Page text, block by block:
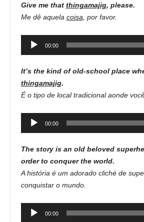
Give me that thingamajig, please.
Me dê aquela coisa , por favor.
Audio
00:00
It’s the kind of old-school place
thingamajig.
É o tipo de local tradicional aonde
Audio
00:00
The story is an old beloved
order to conquer the world.
A história é um adorado cliché de
conquistar o mundo.
Audio
00:00